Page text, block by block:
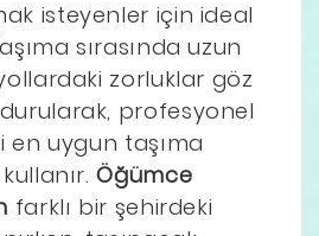
isteyenler için ideal
sırasında uzun
zorluklar göz
profesyonel
en uygun taşıma
Öğümce
farklı bir şehirdeki